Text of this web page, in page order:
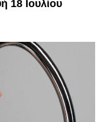
18 Ιουλίου